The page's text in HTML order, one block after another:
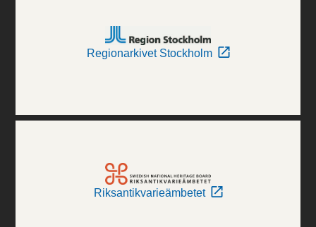
Regionarkivet Stockholm
Riksantikvarieämbetet